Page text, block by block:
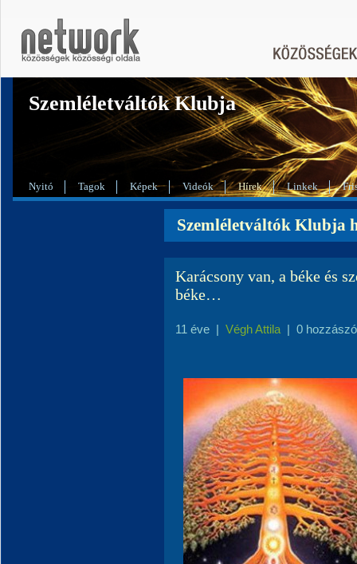
Szemléletváltók Klubja
Nyitó Tagok Képek Videók Hírek Linkek
Szemléletváltók Klubja
Karácsony van, a béke és
béke…
11 éve | Végh Attila | 0